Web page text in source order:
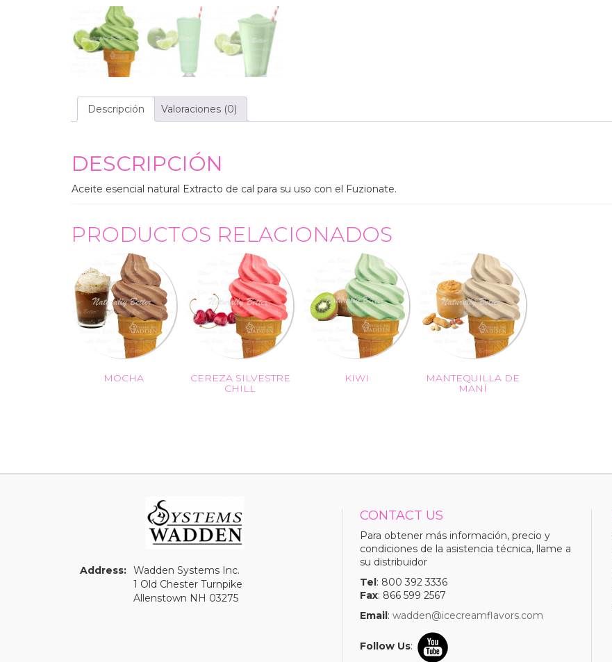
Descripción Valoraciones (0)
DESCRIPCIÓN
Aceite esencial natural Extracto de cal para su uso con el Fuzionate.
PRODUCTOS RELACIONADOS
MOCHA
CEREZA SILVESTRE
CHILL
KIWI
MANTEQUILLA DE
MANÍ
Address: Wadden Systems Inc.
1 Old Chester Turnpike
Allenstown NH 03275
CONTACT US
Para obtener más información, precio y
condiciones de la asistencia técnica, llame a
su distribuidor
Tel: 800 392 3336
Fax: 866 599 2567
Email: wadden@icecreamflavors.com
Follow Us: